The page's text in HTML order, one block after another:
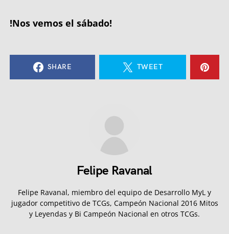
!Nos vemos el sábado!
SHARE TWEET
Felipe Ravanal
Felipe Ravanal, miembro del equipo de Desarrollo MyL y
jugador competitivo de TCGs, Campeón Nacional 2016 Mitos
y Leyendas y Bi Campeón Nacional en otros TCGs.